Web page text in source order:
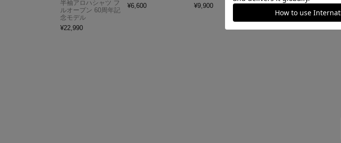
半袖アロハシャツ フ
ルオープン 60周年記
念モデル
¥22,990
¥6,600
¥9,900
ンプ ロゴ＆ベンチ
5,747